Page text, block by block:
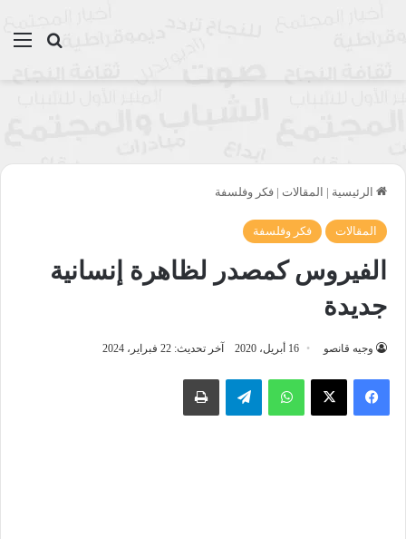
بحث
الرئيسية | المقالات | فكر وفلسفة
المقالات فكر وفلسفة
الفيروس كمصدر لظاهرة إنسانية
جديدة
وجيه قانصو 16 أبريل، 2020 آخر تحديث: 22 فبراير، 2024
واتساب تيلقرام طباعة